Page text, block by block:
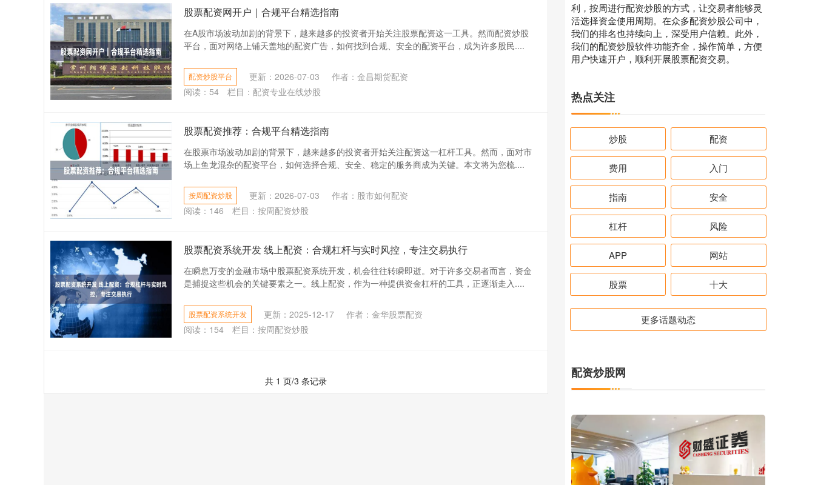
股票配资网开户｜合规平台精选指南
在A股市场波动加剧的背景下，越来越多的投资者开始关注股票配资这一工具。然而配资炒股
平台，面对网络上铺天盖地的配资广告，如何找到合规、安全的配资平台，成为许多股民....
配资炒股平台 更新：2026-07-03
作者：金昌期货配资
阅读： 54 栏目： 配资专业在线炒股
股票配资推荐：合规平台精选指南
在股票市场波动加剧的背景下，越来越多的投资者开始关注配资这一杠杆工具。然而，面对市
场上鱼龙混杂的配资平台，如何选择合规、安全、稳定的服务商成为关键。本文将为您梳....
按周配资炒股 更新：2026-07-03
作者：股市如何配资
阅读： 146 栏目： 按周配资炒股
股票配资系统开发 线上配资：合规杠杆与实时风控，专注交易执行
在瞬息万变的金融市场中股票配资系统开发，机会往往转瞬即逝。对于许多交易者而言，资金
是捕捉这些机会的关键要素之一。线上配资，作为一种提供资金杠杆的工具，正逐渐走入....
股票配资系统开发 更新：2025-12-17
作者：金华股票配资
阅读： 154 栏目： 按周配资炒股
共 1 页/3 条记录
利，按周进行配资炒股的方式，让交易者能够灵
活选择资金使用周期。在众多配资炒股公司中，
我们的排名也持续向上，深受用户信赖。此外，
我们的配资炒股软件功能齐全，操作简单，方便
用户快速开户，顺利开展股票配资交易。
热点关注
炒股 配资
费用 入门
指南 安全
杠杆 风险
APP 网站
股票 十大
更多话题动态
配资炒股网